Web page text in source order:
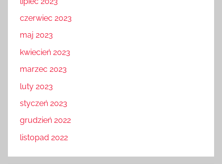
czerwiec 2023
maj 2023
kwiecień 2023
marzec 2023
luty 2023
styczeń 2023
grudzień 2022
listopad 2022